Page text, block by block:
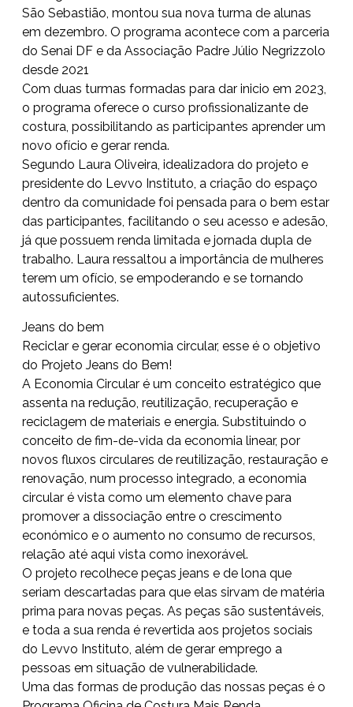
São Sebastião, montou sua nova turma de alunas
em dezembro. O programa acontece com a parceria
do Senai DF e da Associação Padre Júlio Negrizzolo
desde 2021
Com duas turmas formadas para dar inicio em 2023,
o programa oferece o curso profissionalizante de
costura, possibilitando as participantes aprender um
novo ofício e gerar renda.
Segundo Laura Oliveira, idealizadora do projeto e
presidente do Levvo Instituto, a criação do espaço
dentro da comunidade foi pensada para o bem estar
das participantes, facilitando o seu acesso e adesão,
já que possuem renda limitada e jornada dupla de
trabalho. Laura ressaltou a importância de mulheres
terem um ofício, se empoderando e se tornando
autossuficientes.
Jeans do bem
Reciclar e gerar economia circular, esse é o objetivo
do Projeto Jeans do Bem!
A Economia Circular é um conceito estratégico que
assenta na redução, reutilização, recuperação e
reciclagem de materiais e energia. Substituindo o
conceito de fim-de-vida da economia linear, por
novos fluxos circulares de reutilização, restauração e
renovação, num processo integrado, a economia
circular é vista como um elemento chave para
promover a dissociação entre o crescimento
económico e o aumento no consumo de recursos,
relação até aqui vista como inexorável.
O projeto recolhece peças jeans e de lona que
seriam descartadas para que elas sirvam de matéria
prima para novas peças. As peças são sustentáveis,
e toda a sua renda é revertida aos projetos sociais
do Levvo Instituto, além de gerar emprego a
pessoas em situação de vulnerabilidade.
Uma das formas de produção das nossas peças é o